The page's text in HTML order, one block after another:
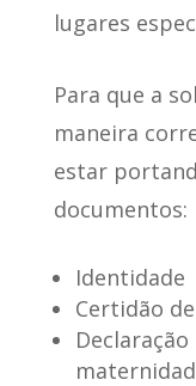
lugares
Para que a
maneira
estar
documentos:
Identidade
Certidão